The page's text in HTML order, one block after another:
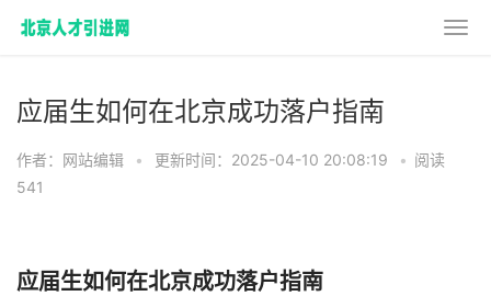
应届生如何在北京成功落户指南
作者：网站编辑 • 更新时间：2025-04-10 20:08:19 • 阅读
541
应届生如何在北京成功落户指南